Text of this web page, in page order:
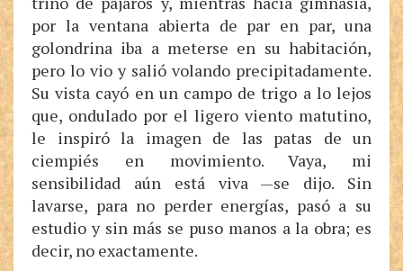
por la ventana abierta de par en par, una
golondrina iba a meterse en su habitación,
pero lo vio y salió volando precipitadamente.
Su vista cayó en un campo de trigo a lo lejos
que, ondulado por el ligero viento matutino,
le inspiró la imagen de las patas de un
ciempiés en movimiento. Vaya, mi
sensibilidad aún está viva —se dijo. Sin
lavarse, para no perder energías, pasó a su
estudio y sin más se puso manos a la obra; es
decir, no exactamente.